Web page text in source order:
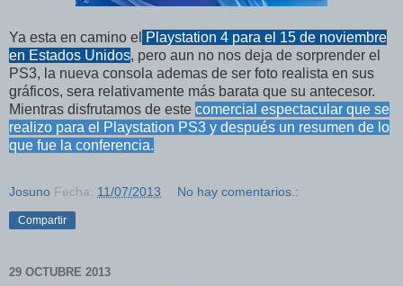
Ya esta en camino el Playstation 4 para el 15 de noviembre
en Estados Unidos, pero aun no nos deja de sorprender el
PS3, la nueva consola ademas de ser foto realista en sus
gráficos, sera relativamente más barata que su antecesor.
Mientras disfrutamos de este comercial espectacular que se
realizo para el Playstation PS3 y después un resumen de lo
que fue la conferencia.
Josuno Fecha: 11/07/2013 No hay comentarios.:
Compartir
29 OCTUBRE 2013